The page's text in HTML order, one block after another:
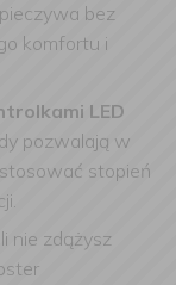
bez
komfortu i
LED
pozwalają w
stopień
nie zdążysz